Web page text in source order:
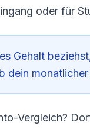
oder für
Gehalt
dein
Vergleich?